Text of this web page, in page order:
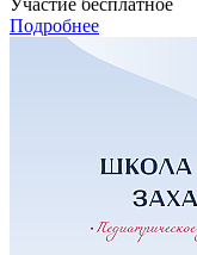
Подробнее